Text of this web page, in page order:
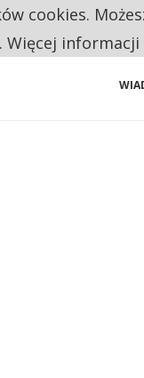
62 ZGŁOSZENIA.
cookies.
informacji